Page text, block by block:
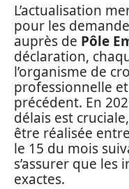
L’actualisation
pour les
auprès de Pôle
déclaration,
l’organisme de
professionnelle
précédent. En
délais est
être réalisée
le 15 du mois
s’assurer que
exactes.